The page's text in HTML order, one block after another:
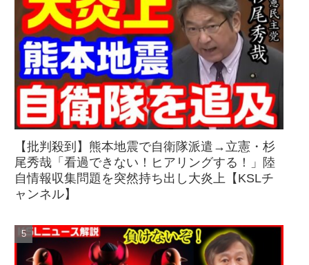
【批判殺到】熊本地震で自衛隊派遣→立憲・杉
尾秀哉「看過できない！ヒアリングする！」陸
自情報収集問題を突然持ち出し大炎上【KSLチ
ャンネル】